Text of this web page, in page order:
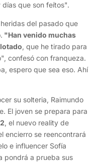
días que son feítos".
del pasado que
"Han venido muchas
, que he tirado para
confesó con franqueza.
espero que sea eso. Ahí
su solteria, Raimundo
El joven se prepara para
, el nuevo reality de
encierro se reencontrará
e influencer Sofía
pondrá a prueba sus